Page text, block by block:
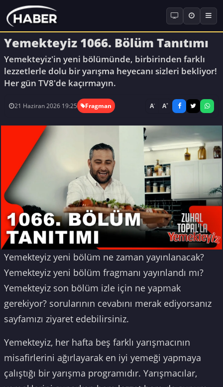
Yemekteyiz 1066. Bölüm Tanıtımı
Yemekteyiz'in yeni bölümünde, birbirinden farklı
lezzetlerle dolu bir yarışma heyecanı sizleri bekliyor!
Her gün TV8'de kaçırmayın.
21 Haziran 2026 19:25 Fragman A- A+
Yemekteyiz yeni bölüm ne zaman yayınlanacak?
Yemekteyiz yeni bölüm fragmanı yayınlandı mı?
Yemekteyiz son bölüm izle için ne yapmak
gerekiyor? sorularının cevabını merak ediyorsanız
sayfamızı ziyaret edebilirsiniz.
Yemekteyiz, her hafta beş farklı yarışmacının
misafirlerini ağırlayarak en iyi yemeği yapmaya
çalıştığı bir yarışma programıdır. Yarışmacılar,